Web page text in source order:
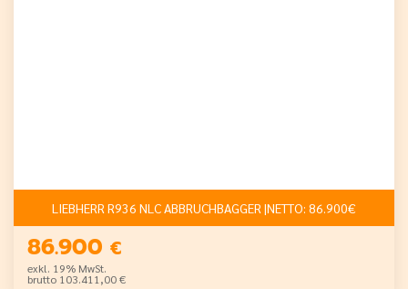
LIEBHERR R936 NLC ABBRUCHBAGGER |NETTO: 86.900€
86.900 €
exkl. 19% MwSt.
brutto 103.411,00 €